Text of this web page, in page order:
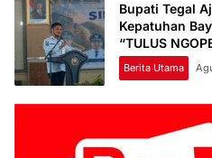
Bupati Tegal
Kepatuhan
“TULUS
Berita Utama